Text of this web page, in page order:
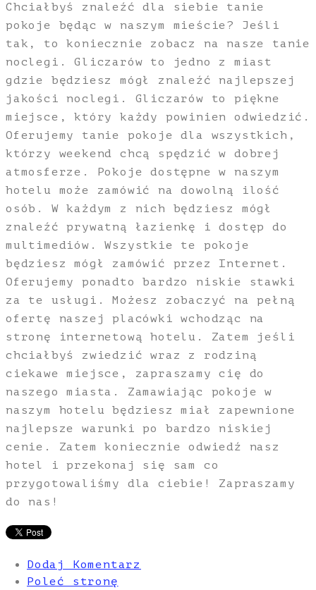
Chciałbyś znaleźć dla siebie tanie
pokoje będąc w naszym mieście? Jeśli
tak, to koniecznie zobacz na nasze tanie
noclegi. Gliczarów to jedno z miast
gdzie będziesz mógł znaleźć najlepszej
jakości noclegi. Gliczarów to piękne
miejsce, który każdy powinien odwiedzić.
Oferujemy tanie pokoje dla wszystkich,
którzy weekend chcą spędzić w dobrej
atmosferze. Pokoje dostępne w naszym
hotelu może zamówić na dowolną ilość
osób. W każdym z nich będziesz mógł
znaleźć prywatną łazienkę i dostęp do
multimediów. Wszystkie te pokoje
będziesz mógł zamówić przez Internet.
Oferujemy ponadto bardzo niskie stawki
za te usługi. Możesz zobaczyć na pełną
ofertę naszej placówki wchodząc na
stronę internetową hotelu. Zatem jeśli
chciałbyś zwiedzić wraz z rodziną
ciekawe miejsce, zapraszamy cię do
naszego miasta. Zamawiając pokoje w
naszym hotelu będziesz miał zapewnione
najlepsze warunki po bardzo niskiej
cenie. Zatem koniecznie odwiedź nasz
hotel i przekonaj się sam co
przygotowaliśmy dla ciebie! Zapraszamy
do nas!
Dodaj Komentarz
Poleć stronę